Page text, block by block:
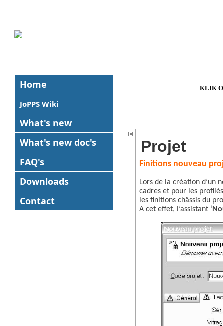
Home
JoPPS Wiki
What's new
What's new doc's
FAQ's
Downloads
Contact
KLIK
Projet
Finitions nouveau
Lors de la création d’un
cadres et pour les
les finitions châssis du
A cet effet, l’assistant ‘